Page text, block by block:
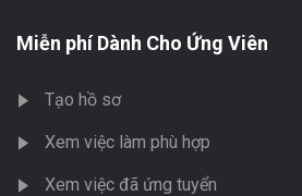
Miễn phí Dành Cho Ứng Viên
Tạo hồ sơ
Xem việc làm phù hợp
Xem việc đã ứng tuyển